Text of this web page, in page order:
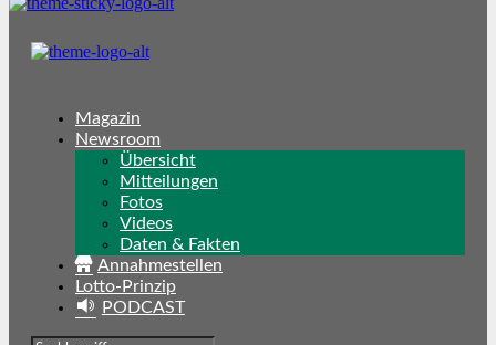
Magazin
Newsroom
Übersicht
Mitteilungen
Fotos
Videos
Daten & Fakten
Annahmestellen
Lotto-Prinzip
PODCAST